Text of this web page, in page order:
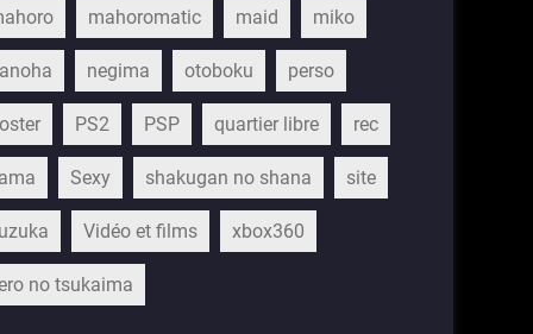
mahoromatic maid miko
negima otoboku perso
PS2 PSP quartier libre rec
Sexy shakugan no shana site
Vidéo et films xbox360
no tsukaima